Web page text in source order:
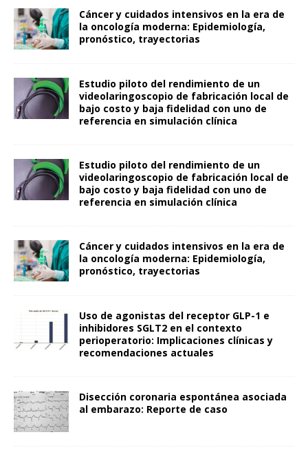
Cáncer y cuidados intensivos en la era de
la oncología moderna: Epidemiología,
pronóstico, trayectorias
Estudio piloto del rendimiento de un
videolaringoscopio de fabricación local de
bajo costo y baja fidelidad con uno de
referencia en simulación clínica
Estudio piloto del rendimiento de un
videolaringoscopio de fabricación local de
bajo costo y baja fidelidad con uno de
referencia en simulación clínica
Cáncer y cuidados intensivos en la era de
la oncología moderna: Epidemiología,
pronóstico, trayectorias
Uso de agonistas del receptor GLP-1 e
inhibidores SGLT2 en el contexto
perioperatorio: Implicaciones clínicas y
recomendaciones actuales
Disección coronaria espontánea asociada
al embarazo: Reporte de caso